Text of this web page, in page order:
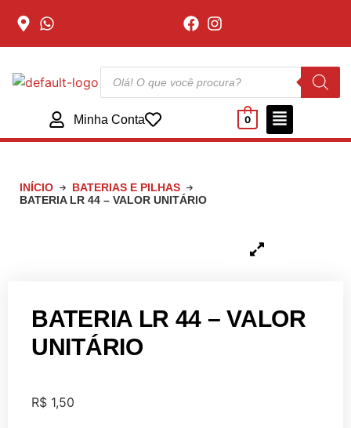
Minha Conta 0
INÍCIO
BATERIAS E PILHAS
BATERIA LR 44 – VALOR UNITÁRIO
BATERIA LR 44 – VALOR
UNITÁRIO
R$ 1,50